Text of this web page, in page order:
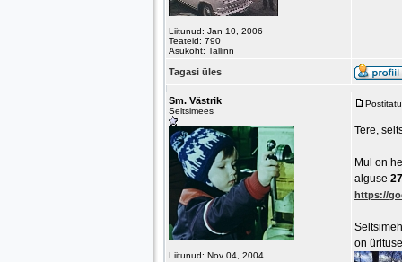
Liitunud: Jan 10, 2006
Teateid: 790
Asukoht: Tallinn
Tagasi üles
Sm. Västrik
Seltsimees
Liitunud: Nov 04, 2004
Tere,
Mul on
alguse
https://
on